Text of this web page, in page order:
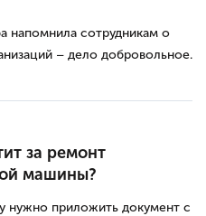
напомнила сотрудникам о
– дело добровольное.
за ремонт
машины?
нужно приложить документ с